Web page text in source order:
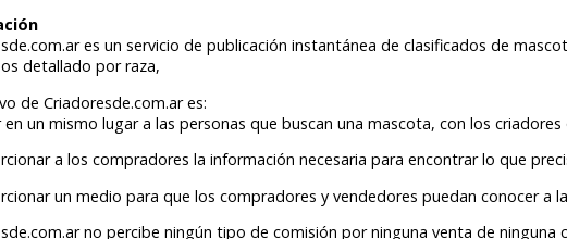
es un servicio de publicación instantánea de clasificados de
detallado por raza,
de Criadoresde.com.ar es:
en un mismo lugar a las personas que buscan una mascota, con los criadores
a los compradores la información necesaria para encontrar lo que
un medio para que los compradores y vendedores puedan conocer a
no percibe ningún tipo de comisión por ninguna venta de